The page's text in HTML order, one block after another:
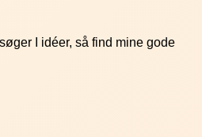
I idéer, så find mine gode